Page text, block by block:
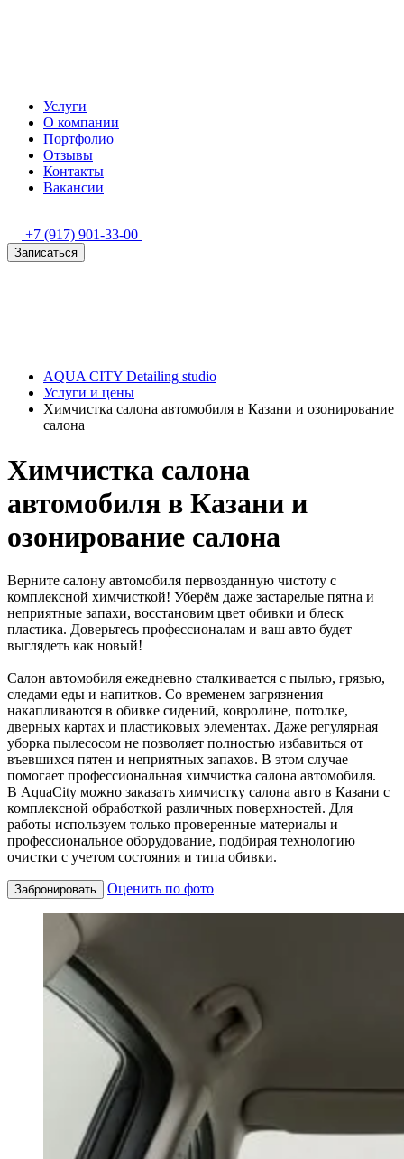
Услуги
О компании
Портфолио
Отзывы
Контакты
Вакансии
+7 (917) 901-33-00
Записаться
AQUA CITY Detailing studio
Услуги и цены
Химчистка салона автомобиля в Казани и озонирование
салона
Химчистка салона
автомобиля в Казани и
озонирование салона
Верните салону автомобиля первозданную чистоту с
комплексной химчисткой! Уберём даже застарелые пятна и
неприятные запахи, восстановим цвет обивки и блеск
пластика. Доверьтесь профессионалам и ваш авто будет
выглядеть как новый!
Салон автомобиля ежедневно сталкивается с пылью, грязью,
следами еды и напитков. Со временем загрязнения
накапливаются в обивке сидений, ковролине, потолке,
дверных картах и пластиковых элементах. Даже регулярная
уборка пылесосом не позволяет полностью избавиться от
въевшихся пятен и неприятных запахов. В этом случае
помогает профессиональная химчистка салона автомобиля.
В AquaCity можно заказать химчистку салона авто в Казани с
комплексной обработкой различных поверхностей. Для
работы используем только проверенные материалы и
профессиональное оборудование, подбирая технологию
очистки с учетом состояния и типа обивки.
Забронировать Оценить по фото